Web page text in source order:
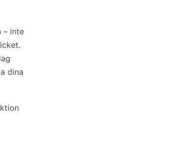
– inte
dina